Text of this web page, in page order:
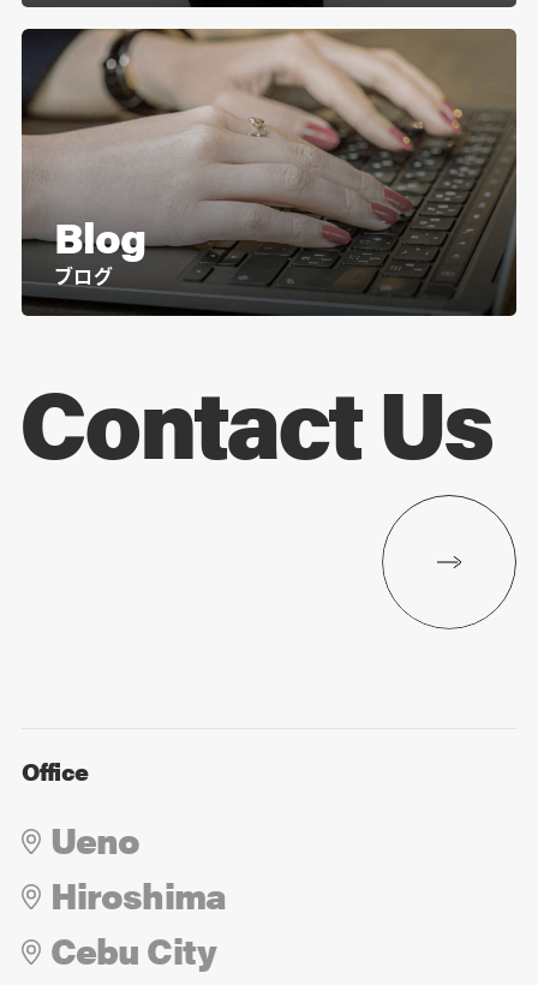
Blog
ブログ
Contact Us
Office
Ueno
Hiroshima
Cebu City